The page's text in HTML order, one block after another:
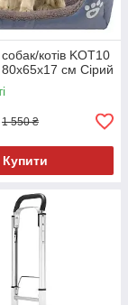
котів KOT10
см Сірий
1 550 ₴
Купити